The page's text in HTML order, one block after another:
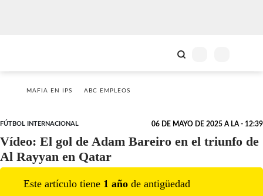
MAFIA EN IPS ABC EMPLEOS
FÚTBOL INTERNACIONAL 06 DE MAYO DE 2025 A LA - 12:39
Vídeo: El gol de Adam Bareiro en el triunfo de
Al Rayyan en Qatar
Este artículo tiene 1 año de antigüedad